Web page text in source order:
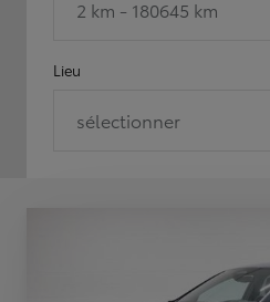
2 km - 180645 km
Lieu
sélectionner